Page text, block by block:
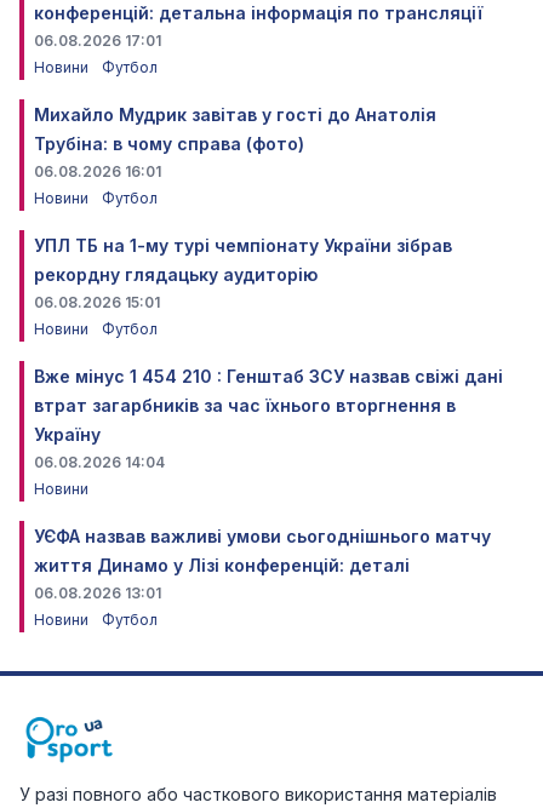
конференцій: детальна інформація по трансляції
06.08.2026 17:01
Новини
Футбол
Михайло Мудрик завітав у гості до Анатолія
Трубіна: в чому справа (фото)
06.08.2026 16:01
Новини
Футбол
УПЛ ТБ на 1-му турі чемпіонату України зібрав
рекордну глядацьку аудиторію
06.08.2026 15:01
Новини
Футбол
Вже мінус 1 454 210 : Генштаб ЗСУ назвав свіжі дані
втрат загарбників за час їхнього вторгнення в
Україну
06.08.2026 14:04
Новини
УЄФА назвав важливі умови сьогоднішнього матчу
життя Динамо у Лізі конференцій: деталі
06.08.2026 13:01
Новини
Футбол
У разі повного або часткового використання матеріалів